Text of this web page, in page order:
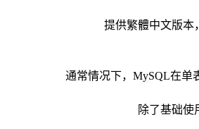
提供繁體中文版本
通常情况下，MySQL在单
除了基础使